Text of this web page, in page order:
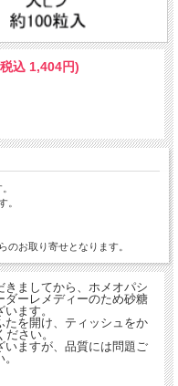
込 1,404円)
。
のお取り寄せとなります。
ましてから、ホメオパシ
ダーレメディーのため砂糖
ます。
たを開け、ティッシュをか
さい。
いますが、品質には問題ご